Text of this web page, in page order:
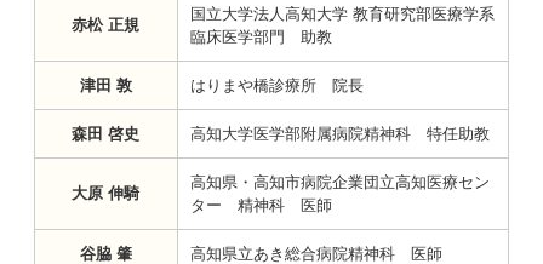
赤松 正規
国立大学法人高知大学 教育研究部医療学系
臨床医学部門 助教
津田 敦 はりまや橋診療所 院長
森田 啓史 高知大学医学部附属病院精神科 特任助教
大原 伸騎
高知県・高知市病院企業団立高知医療セン
ター 精神科 医師
谷脇 肇 高知県立あき総合病院精神科 医師